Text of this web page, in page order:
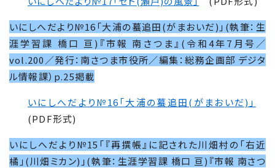
いにしへだより№16「大浦の蟇追田(がまおいだ)」(執筆：生
涯学習課 橋口 亘)『市報 南さつま』(令和4年7月号／
vol.200／発行：南さつま市役所／編集：総務企画部 デジタ
ル情報課）p.25掲載
いにしへだより№16「大浦の蟇追田(がまおいだ)」
(PDF形式)
いにしへだより№15「『再撰帳』に記された川畑村の「右近
橘」(川畑ミカン)」(執筆：生涯学習課 橋口 亘)『市報 南さつ